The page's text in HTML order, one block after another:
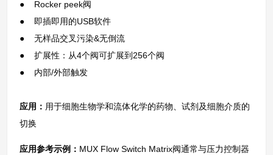
● Rocker peek阀
● 即插即用的USB软件
● 无样品交叉污染&无倒流
● 扩展性：从4个阀可扩展到256个阀
● 内部/外部触发
应用： 用于细胞生物学和流体化学的药物、试剂及细胞介质的
切换
应用参考示例： MUX Flow Switch Matrix阀通常与压力控制器